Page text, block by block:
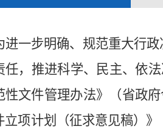
进一步明确、规范重大行
任，推进科学、民主、依
性文件管理办法》（省政
立项计划（征求意见稿）